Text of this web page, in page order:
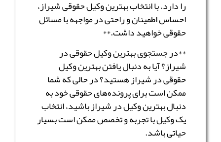
را دارد. با انتخاب بهترین وکیل حقوقی شیراز،
احساس اطمینان و راحتی در مواجهه با مسائل
حقوقی خواهید داشت.**
**در جستجوی بهترین وکیل حقوقی در
شیراز؟ آیا به دنبال یافتن بهترین وکیل
حقوقی در شیراز هستید؟ در حالی که شما
ممکن است برای پرونده‌های حقوقی خود به
دنبال بهترین وکیل در شیراز باشید، انتخاب
یک وکیل با تجربه و تخصص ممکن است بسیار
حیاتی باشد.